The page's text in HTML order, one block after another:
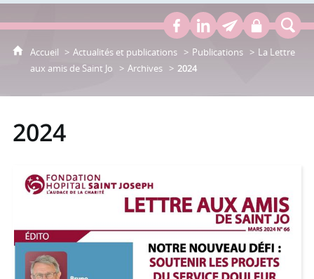
Accueil Actualités et publications Publications
La Lettre
aux amis de Saint Jo
Archives 2024
2024